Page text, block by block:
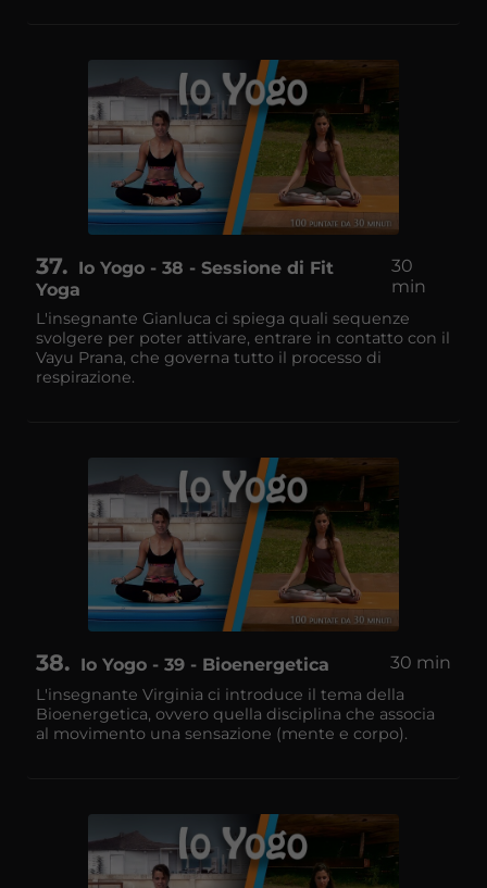
37
Io Yogo - 38 - Sessione di Fit
Yoga
30
min
L'insegnante Gianluca ci spiega quali sequenze
svolgere per poter attivare, entrare in contatto con il
Vayu Prana, che governa tutto il processo di
respirazione.
38 Io Yogo - 39 - Bioenergetica 30 min
L'insegnante Virginia ci introduce il tema della
Bioenergetica, ovvero quella disciplina che associa
al movimento una sensazione (mente e corpo).